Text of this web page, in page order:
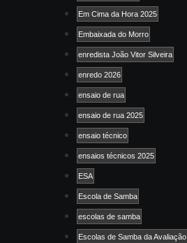
Em Cima da Hora 2025
Embaixada do Morro
enredista João Vitor Silveira
enredo 2026
ensaio de rua
ensaio de rua 2025
ensaio técnico
ensaios técnicos 2025
ESA
Escola de Samba
escolas de samba
Escolas de Samba da Avaliação